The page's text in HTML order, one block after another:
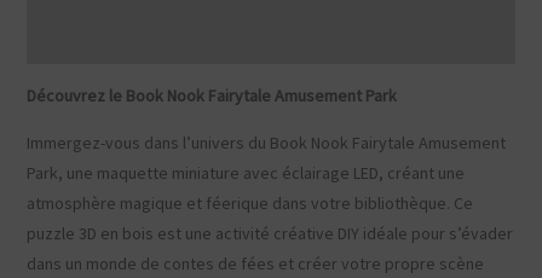
Découvrez le Book Nook Fairytale Amusement Park
Immergez-vous dans l’univers du Book Nook Fairytale Amusement
Park, une maquette miniature avec éclairage LED, créant une
atmosphère magique et féerique dans votre bibliothèque. Ce
puzzle 3D en bois est une activité créative DIY idéale pour s’évader
dans un monde de contes de fées et créer votre propre scène